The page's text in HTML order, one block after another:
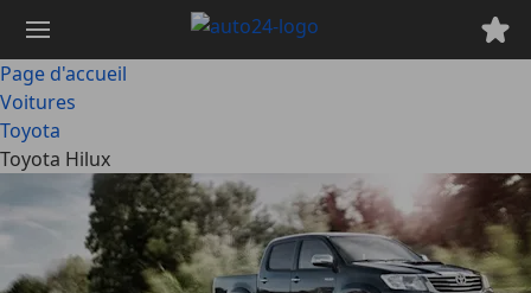
contenu
principal
Page d'accueil
Voitures
Toyota
Toyota Hilux